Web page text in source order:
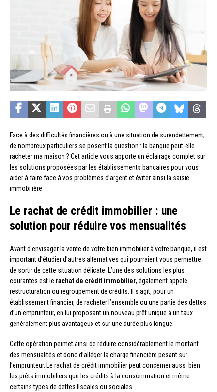
Face à des difficultés financières ou à une situation de surendettement,
de nombreux particuliers se posent la question : la banque peut-elle
racheter ma maison ? Cet article vous apporte un éclairage complet sur
les solutions proposées par les établissements bancaires pour vous
aider à faire face à vos problèmes d’argent et éviter ainsi la saisie
immobilière.
Le rachat de crédit immobilier : une
solution pour réduire vos mensualités
Avant d’envisager la vente de votre bien immobilier à votre banque, il est
important d’étudier d’autres alternatives qui pourraient vous permettre
de sortir de cette situation délicate. L’une des solutions les plus
courantes est le rachat de crédit immobilier, également appelé
restructuration ou regroupement de crédits. Il s’agit, pour un
établissement financier, de racheter l’ensemble ou une partie des dettes
d’un emprunteur, en lui proposant un nouveau prêt unique à un taux
généralement plus avantageux et sur une durée plus longue.
Cette opération permet ainsi de réduire considérablement le montant
des mensualités et donc d’alléger la charge financière pesant sur
l’emprunteur. Le rachat de crédit immobilier peut concerner aussi bien
les prêts immobiliers que les crédits à la consommation et même
certains types de dettes fiscales ou sociales.